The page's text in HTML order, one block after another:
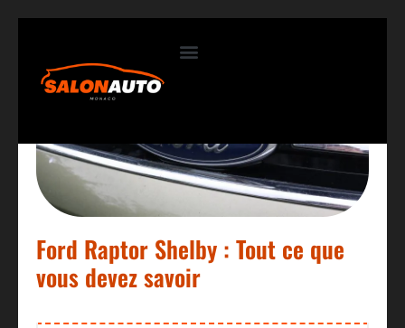
Ford Raptor Shelby : Tout ce que
vous devez savoir